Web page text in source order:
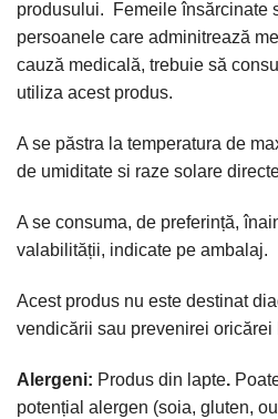
produsului. Femeile însărcinate
persoanele care adminitrează
cauză medicală, trebuie să
utiliza acest produs.
A se păstra la temperatura de
de umiditate si raze solare
A se consuma, de preferință,
valabilității, indicate pe ambalaj.
Acest produs nu este destinat
vendicării sau prevenirei oricărei
Alergeni: Produs din lapte.
potențial alergen (soia, gluten,